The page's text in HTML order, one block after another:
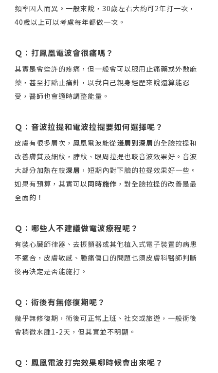
頻率因人而異。一般來說，30歲左右大約可2年打一次，
40歲以上可以考慮每年都做一次。
Ｑ：打鳳凰電波會很痛嗎？
其實是會些許的疼痛，但一般會可以服用止痛藥或外敷麻
藥，甚至打點止痛針，以我自己親身經歷來說還算能忍
受，醫師也會適時調整能量。
Ｑ：音波拉提和電波拉提要如何選擇呢？
皮膚有很多層次，鳳凰電波能從淺層到深層的全臉拉提和
改善膚質及細紋，脖紋、眼周拉提也較音波效果好。音波
大部分加熱在較深層 ，短期內對下臉的拉提效果好一些。
如果有預算，其實可以同時施作 ，對全臉拉提的改善是最
全面的！
Ｑ：哪些人不建議做電波療程呢？
有裝心臟節律器、去振顫器或其他植入式電子裝置的病患
不適合，皮膚敏感、腫痛傷口的問題也須皮膚科醫師判斷
後再決定是否能施打。
Ｑ：術後有無修復期呢？
幾乎無修復期，術後可正常上班、社交或旅遊，一般術後
會稍微水腫1-2天，但其實並不明顯。
Ｑ：鳳凰電波打完效果哪時候會出來呢？